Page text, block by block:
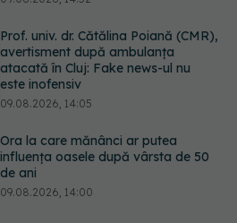
avertisment după ambulanța
atacată în Cluj: Fake news-ul nu
este inofensiv
09.08.2026, 14:05
influența oasele după vârsta de 50
de ani
09.08.2026, 14:00